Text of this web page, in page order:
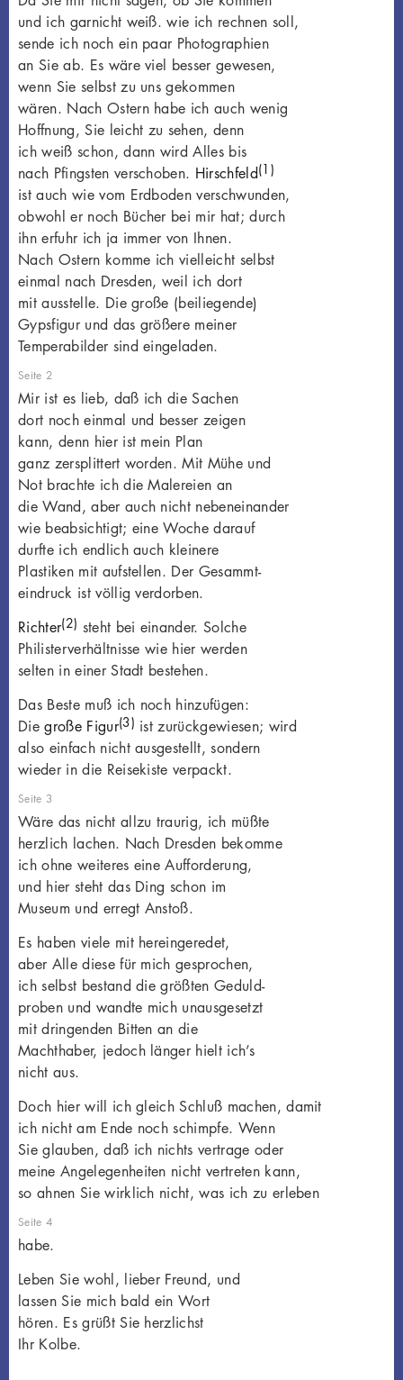
und ich garnicht weiß. wie ich rechnen soll,
sende ich noch ein paar Photographien
an Sie ab. Es wäre viel besser gewesen,
wenn Sie selbst zu uns gekommen
wären. Nach Ostern habe ich auch wenig
Hoffnung, Sie leicht zu sehen, denn
ich weiß schon, dann wird Alles bis
nach Pfingsten verschoben. Hirschfeld(1)
ist auch wie vom Erdboden verschwunden,
obwohl er noch Bücher bei mir hat; durch
ihn erfuhr ich ja immer von Ihnen.
Nach Ostern komme ich vielleicht selbst
einmal nach Dresden, weil ich dort
mit ausstelle. Die große (beiliegende)
Gypsfigur und das größere meiner
Temperabilder sind eingeladen.
Seite 2
Mir ist es lieb, daß ich die Sachen
dort noch einmal und besser zeigen
kann, denn hier ist mein Plan
ganz zersplittert worden. Mit Mühe und
Not brachte ich die Malereien an
die Wand, aber auch nicht nebeneinander
wie beabsichtigt; eine Woche darauf
durfte ich endlich auch kleinere
Plastiken mit aufstellen. Der Gesammt-
eindruck ist völlig verdorben.
Richter(2) steht bei einander. Solche
Philisterverhältnisse wie hier werden
selten in einer Stadt bestehen.
Das Beste muß ich noch hinzufügen:
Diegroße Figur(3) ist zurückgewiesen; wird
also einfach nicht ausgestellt, sondern
wieder in die Reisekiste verpackt.
Seite 3
Wäre das nicht allzu traurig, ich müßte
herzlich lachen. Nach Dresden bekomme
ich ohne weiteres eine Aufforderung,
und hier steht das Ding schon im
Museum und erregt Anstoß.
Es haben viele mit hereingeredet,
aber Alle diese für mich gesprochen,
ich selbst bestand die größten Geduld-
proben und wandte mich unausgesetzt
mit dringenden Bitten an die
Machthaber, jedoch länger hielt ich’s
nicht aus.
Doch hier will ich gleich Schluß machen, damit
ich nicht am Ende noch schimpfe. Wenn
Sie glauben, daß ich nichts vertrage oder
meine Angelegenheiten nicht vertreten kann,
so ahnen Sie wirklich nicht, was ich zu erleben
Seite 4
habe.
Leben Sie wohl, lieber Freund, und
lassen Sie mich bald ein Wort
hören. Es grüßt Sie herzlichst
Ihr Kolbe.